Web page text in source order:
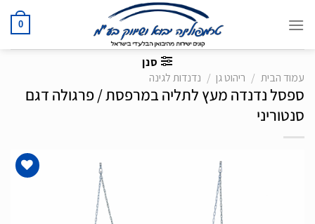
0
סנן
עמוד הבית
/ ריהוט גן / נדנדות לגינה
ספסל נדנדה מעץ לתליה במרפסת / פרגולה דגם
סנטוריני